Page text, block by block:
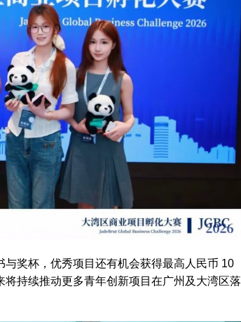
奖杯，优秀项目还有机会获得最高人民币 10
持续推动更多青年创新项目在广州及大湾区落